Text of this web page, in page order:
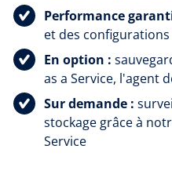
Performance
et des
En option :
as a Service, l'agent
Sur demande :
stockage grâce à
Service